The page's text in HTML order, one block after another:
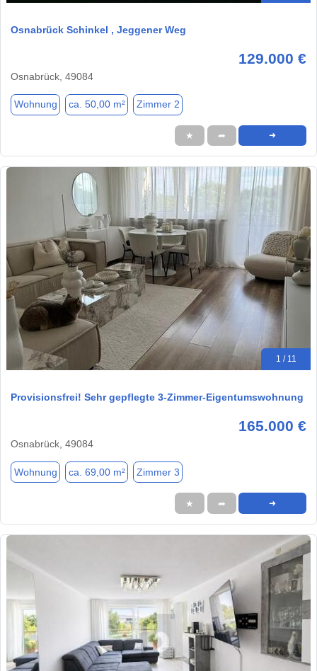
Osnabrück Schinkel , Jeggener Weg
129.000 €
Osnabrück, 49084
Wohnung ca. 50,00 m² Zimmer 2
★ ➦ ➜
1 / 11
Provisionsfrei! Sehr gepflegte 3-Zimmer-Eigentumswohnung
165.000 €
Osnabrück, 49084
Wohnung ca. 69,00 m² Zimmer 3
★ ➦ ➜